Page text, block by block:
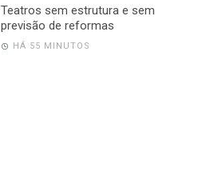
Teatros sem estrutura e sem
previsão de reformas
HÁ 55 MINUTOS